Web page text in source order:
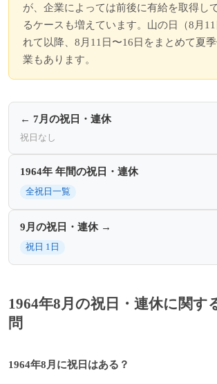
が、企業によっては前後に有給を取得し
るケースも増えています。山の日（8月
れて以降、8月11日〜16日をまとめて夏
業もあります。
← 7月の祝日・連休
祝日なし
1964年 年間の祝日・連休
全祝日一覧
9月の祝日・連休 →
祝日 1日
1964年8月の祝日・連休に関す
問
1964年8月に祝日はある？